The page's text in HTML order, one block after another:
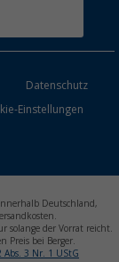
Datenschutz
Einstellungen
Deutschland,
der Vorrat reicht.
Preis bei Berger.
Abs. 3 Nr. 1 UStG